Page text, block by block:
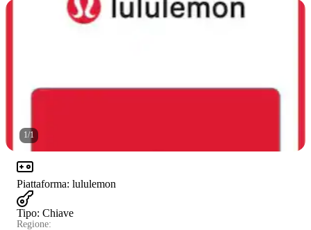
1/1
Piattaforma: lululemon
Tipo: Chiave
Regione: